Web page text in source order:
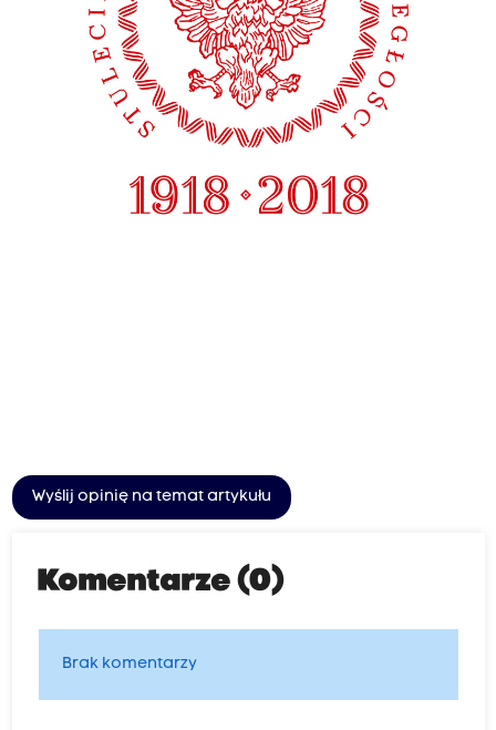
Wyślij opinię na temat artykułu
Komentarze (0)
Brak komentarzy